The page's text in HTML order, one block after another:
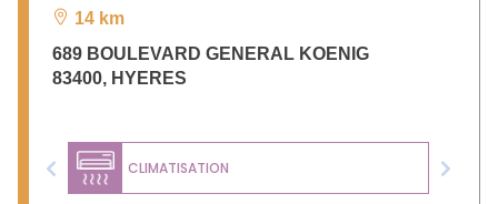
14 km
689 BOULEVARD GENERAL KOENIG
83400, HYERES
CLIMATISATION
Previous Next